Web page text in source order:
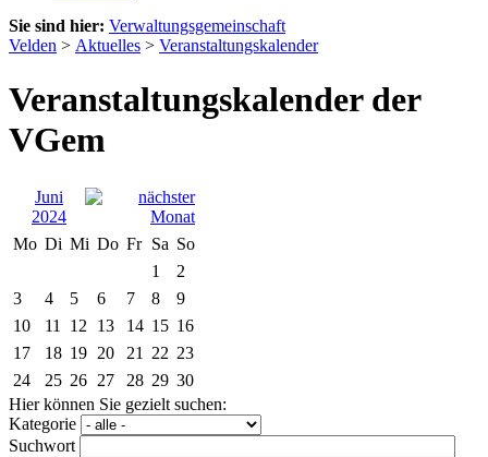
Sie sind hier: Verwaltungsgemeinschaft
Velden > Aktuelles > Veranstaltungskalender
Veranstaltungskalender der
VGem
Juni
2024
Mo Di Mi Do Fr Sa So
1
2
3
4 5 6 7 8
9
10
11 12 13 14 15 16
17
18 19 20 21 22 23
24
25 26 27 28 29 30
Hier können Sie gezielt suchen:
Kategorie
Suchwort